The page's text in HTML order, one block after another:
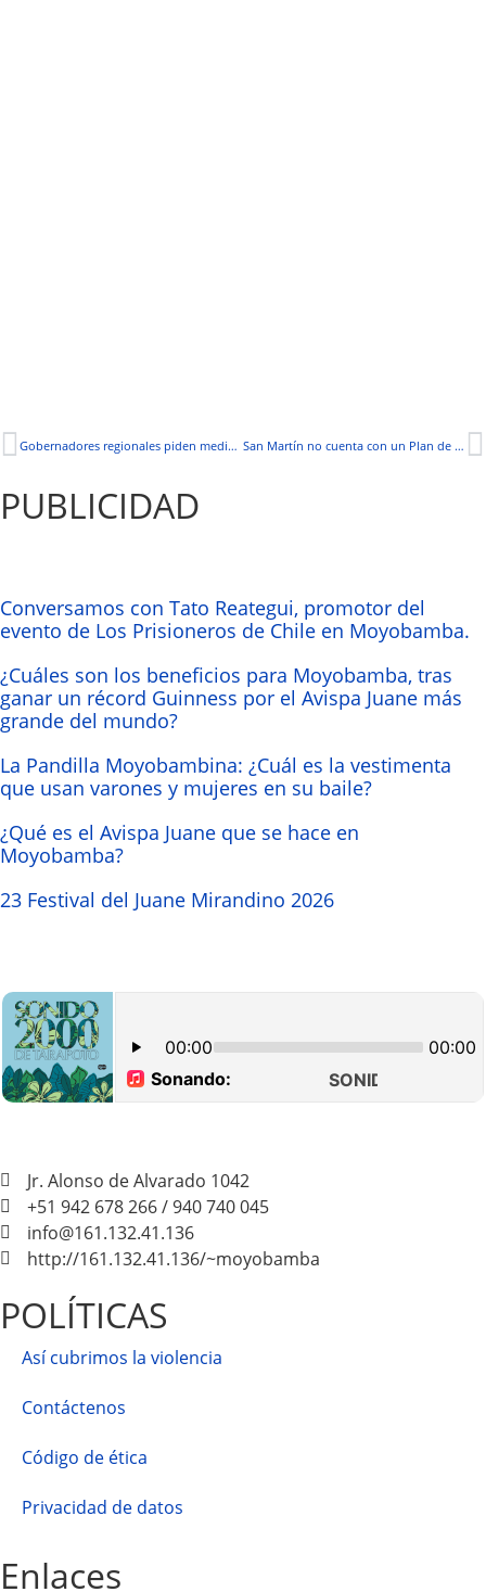
Gobernadores regionales piden medidas más estrictas para garantizar el cierre de las vías San Martín no cuenta con un Plan de Contención contra el COVID-19
PUBLICIDAD
Conversamos con Tato Reategui, promotor del
evento de Los Prisioneros de Chile en Moyobamba.
¿Cuáles son los beneficios para Moyobamba, tras
ganar un récord Guinness por el Avispa Juane más
grande del mundo?
La Pandilla Moyobambina: ¿Cuál es la vestimenta
que usan varones y mujeres en su baile?
¿Qué es el Avispa Juane que se hace en
Moyobamba?
23 Festival del Juane Mirandino 2026
Jr. Alonso de Alvarado 1042
+51 942 678 266 / 940 740 045
info@161.132.41.136
http://161.132.41.136/~moyobamba
POLÍTICAS
Así cubrimos la violencia
Contáctenos
Código de ética
Privacidad de datos
Enlaces